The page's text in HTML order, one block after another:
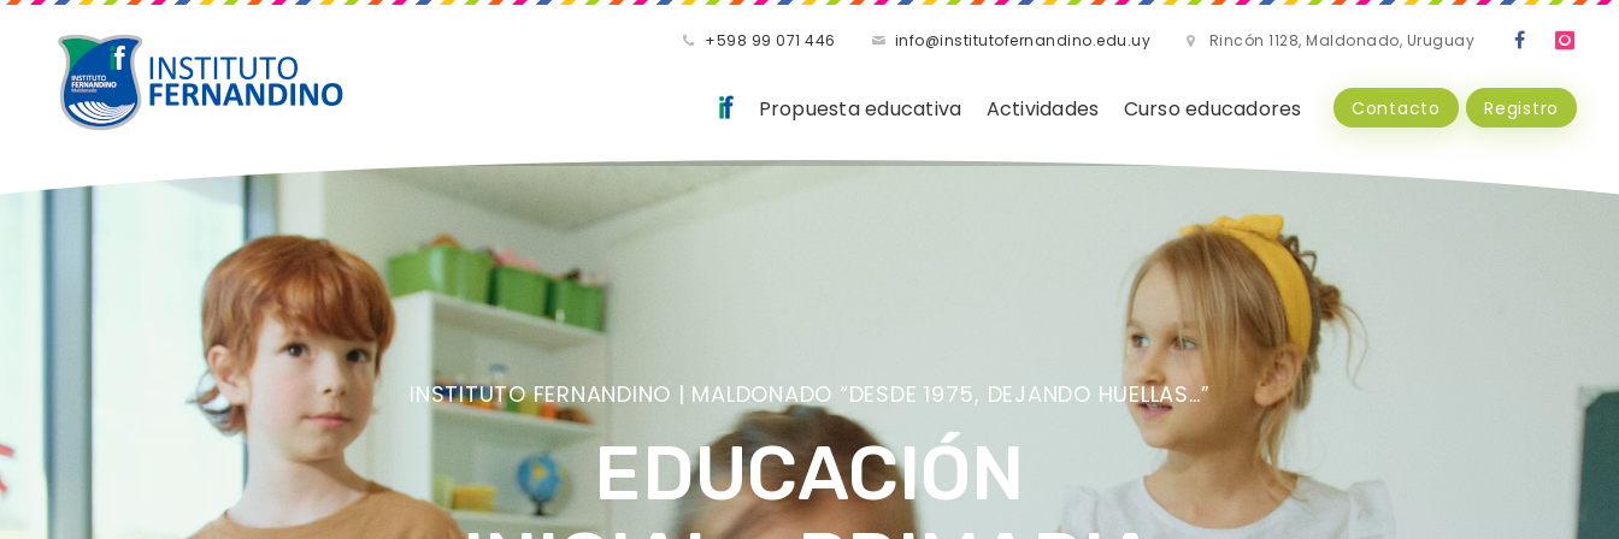
+598 99 071 446 info@institutofernandino.edu.uy Rincón 1128, Maldonado, Uruguay
Propuesta educativa Actividades Curso educadores Contacto Registro
INSTITUTO FERNANDINO | MALDONADO “DESDE 1975, DEJANDO HUELLAS…”
UNA PROPUESTA BASADA EN VALORES